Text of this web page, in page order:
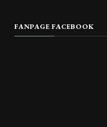
FANPAGE FACEBOOK